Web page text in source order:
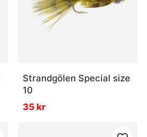
Strandgölen Special size
10
35 kr